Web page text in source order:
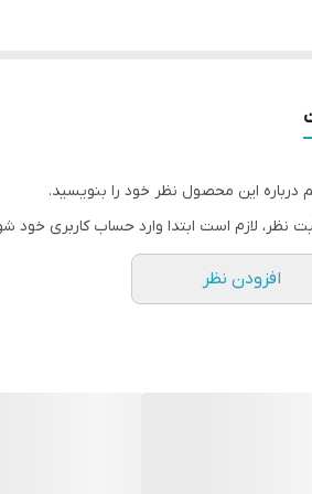
درباره این محصول نظر خود را بنویسید.
نظر، لازم است ابتدا وارد حساب کاربری خود
افزودن نظر